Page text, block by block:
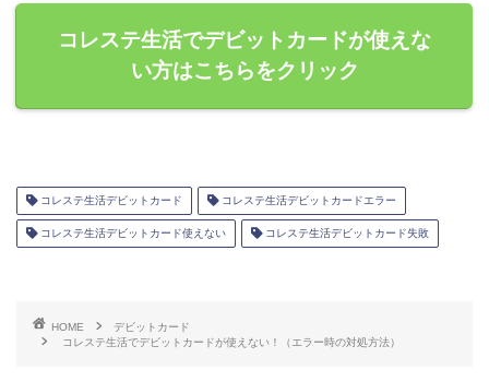
コレステ生活でデビットカードが使えな
い方はこちらをクリック
コレステ生活デビットカード コレステ生活デビットカードエラー
コレステ生活デビットカード使えない コレステ生活デビットカード失敗
HOME
デビットカード
コレステ生活でデビットカードが使えない！（エラー時の対処方法）